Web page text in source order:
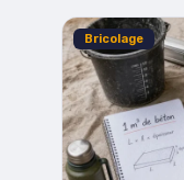
Bricolage